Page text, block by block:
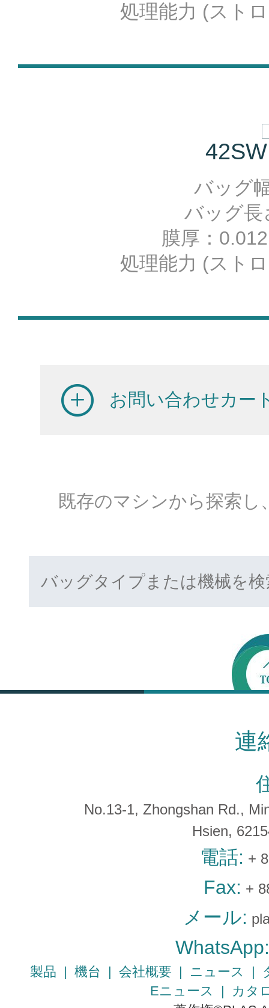
処理能力 (スト
バッグ
バッグ長
膜厚：
処理能力 (スト
お問い合わせカー
既存のマシンから探索
連
No.13-1, Zhongshan Rd.,
Hsien,
電話: +
Fax: +
メール:
WhatsApp:
製品 | 機台 | 会社概要 | ニュース |
Eニュース
| カタ